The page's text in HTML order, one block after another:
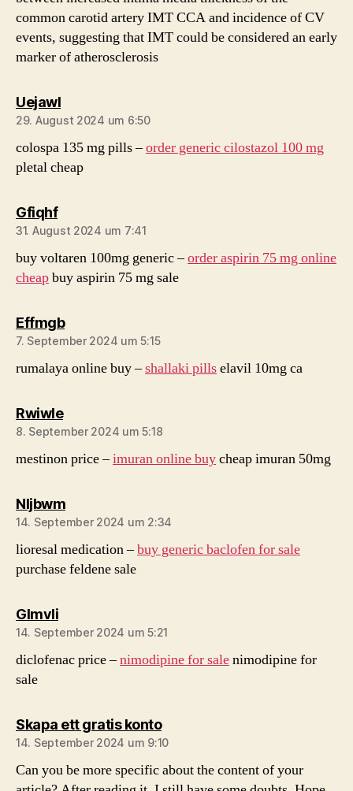
common carotid artery IMT CCA and incidence of CV
events, suggesting that IMT could be considered an early
marker of atherosclerosis
Uejawlsagt:
29. August 2024 um 6:50
colospa 135 mg pills –order generic cilostazol 100 mg
pletal cheap
Gfiqhfsagt:
31. August 2024 um 7:41
buy voltaren 100mg generic –order aspirin 75 mg online
cheapbuy aspirin 75 mg sale
Effmgbsagt:
7. September 2024 um 5:15
rumalaya online buy –shallaki pillselavil 10mg ca
Rwiwlesagt:
8. September 2024 um 5:18
mestinon price –imuran online buycheap imuran 50mg
Nljbwmsagt:
14. September 2024 um 2:34
lioresal medication –buy generic baclofen for sale
purchase feldene sale
Glmvlisagt:
14. September 2024 um 5:21
diclofenac price –nimodipine for salenimodipine for
sale
Skapa ett gratis kontosagt:
14. September 2024 um 9:10
Can you be more specific about the content of your